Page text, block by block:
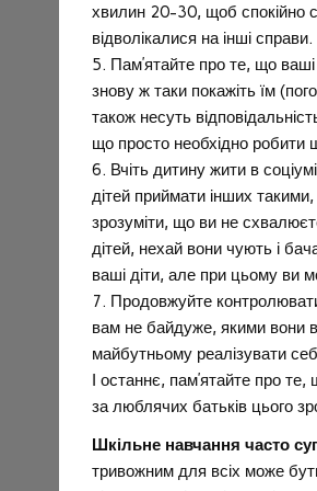
хвилин 20-30, щоб спокійно
відволікалися на інші справи.
5. Пам’ятайте про те, що
знову ж таки покажіть їм
також несуть
що просто необхідно робити
6. Вчіть дитину жити в
дітей приймати інших
зрозуміти, що ви не
дітей, нехай вони чують і
ваші діти, але при цьому ви
7. Продовжуйте
вам не байдуже, якими вони
майбутньому реалізувати
І останнє, пам’ятайте про
за люблячих батьків цього
Шкільне навчання часто
тривожним для всіх може